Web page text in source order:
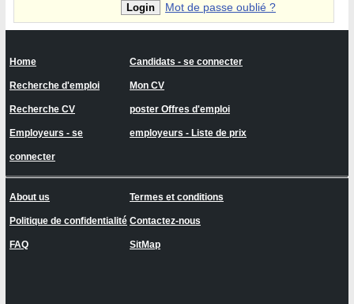
Mot de passe oublié ?
Home Candidats - se connecter
Recherche d'emploi Mon CV
Recherche CV poster Offres d'emploi
Employeurs - se
connecter
employeurs - Liste de prix
About us Termes et conditions
Politique de confidentialité Contactez-nous
FAQ SitMap